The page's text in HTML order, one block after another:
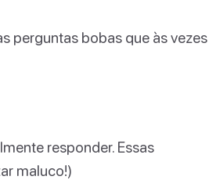
perguntas bobas que às vezes
responder. Essas
maluco!)